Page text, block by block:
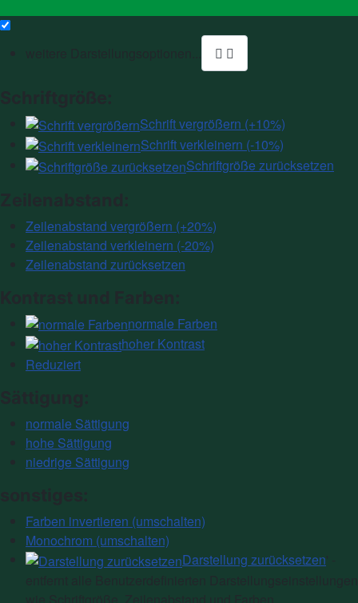
Schrift vergrößern (+10%)
Schrift verkleinern (-10%)
Schriftgröße zurücksetzen
Zeilenabstand vergrößern (+20%)
Zeilenabstand verkleinern (-20%)
Zeilenabstand zurücksetzen
normale Farben
hoher Kontrast
Reduziert
normale Sättigung
hohe Sättigung
niedrige Sättigung
Farben invertieren (umschalten)
Monochrom (umschalten)
Darstellung zurücksetzen